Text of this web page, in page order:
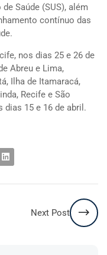
Saúde (SUS), além
contínuo das
nos dias 25 e 26 de
Abreu e Lima,
Ilha de Itamaracá,
Recife e São
dias 15 e 16 de abril.
Next Post